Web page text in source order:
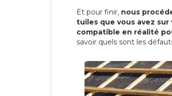
Et pour finir, nous
tuiles que vous avez
compatible en réalité
savoir quels sont les